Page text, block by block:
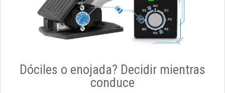
Dóciles o enojada? Decidir mientras
conduce